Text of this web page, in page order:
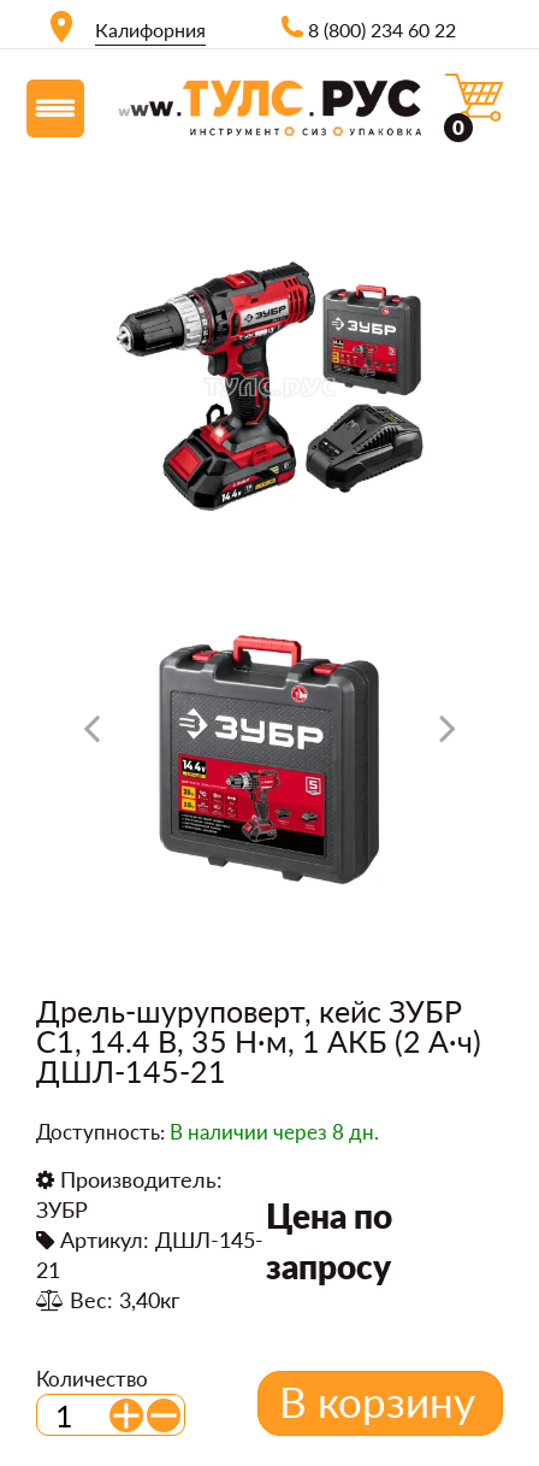
Калифорния 8 (800) 234 60 22
0
Дрель-шуруповерт, кейс ЗУБР
С1, 14.4 В, 35 Н·м, 1 АКБ (2 А·ч)
ДШЛ-145-21
Доступность: В наличии через 8 дн.
Производитель:
ЗУБР
Артикул: ДШЛ-145-
21
Вес: 3,40кг
Цена по
запросу
Количество В корзину